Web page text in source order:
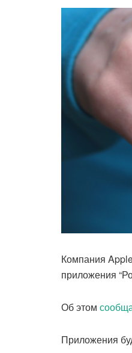
Компания
приложения
Об этом
Приложения